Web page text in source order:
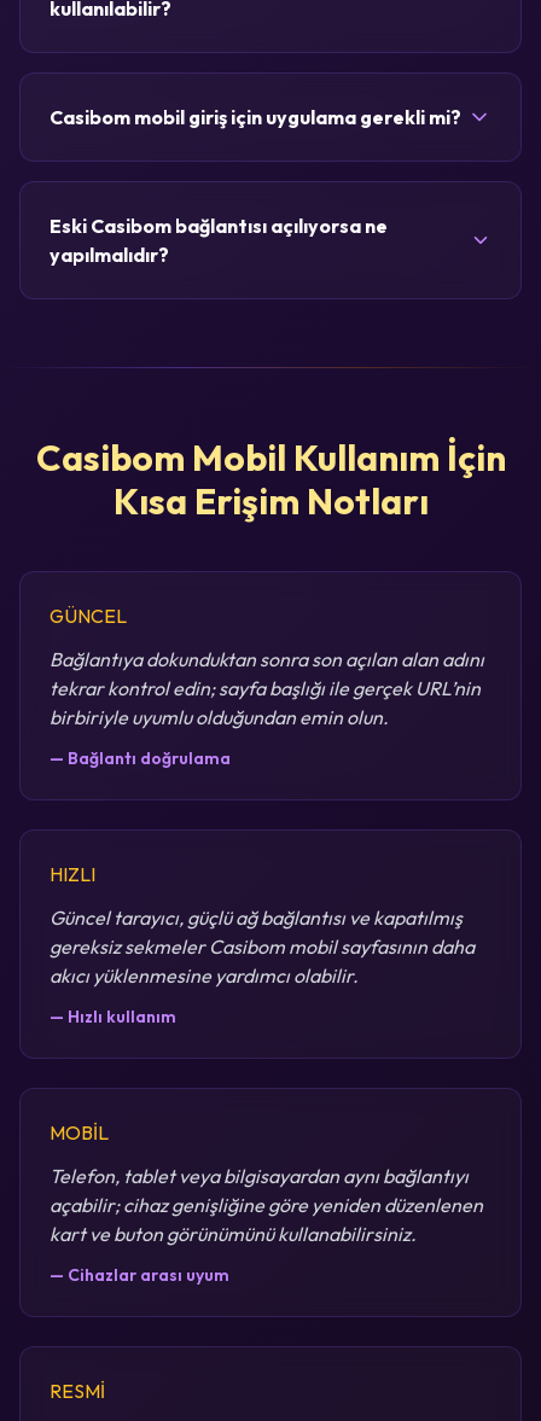
kullanılabilir?
Casibom mobil giriş için uygulama gerekli mi?
Eski Casibom bağlantısı açılıyorsa ne
yapılmalıdır?
Casibom Mobil Kullanım İçin
Kısa Erişim Notları
GÜNCEL
Bağlantıya dokunduktan sonra son açılan alan adını
tekrar kontrol edin; sayfa başlığı ile gerçek URL’nin
birbiriyle uyumlu olduğundan emin olun.
— Bağlantı doğrulama
HIZLI
Güncel tarayıcı, güçlü ağ bağlantısı ve kapatılmış
gereksiz sekmeler Casibom mobil sayfasının daha
akıcı yüklenmesine yardımcı olabilir.
— Hızlı kullanım
MOBİL
Telefon, tablet veya bilgisayardan aynı bağlantıyı
açabilir; cihaz genişliğine göre yeniden düzenlenen
kart ve buton görünümünü kullanabilirsiniz.
— Cihazlar arası uyum
RESMİ